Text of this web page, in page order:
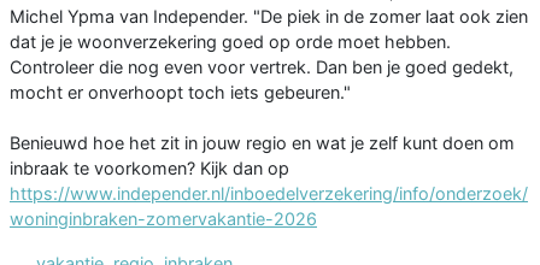
Michel Ypma van Independer. "De piek in de zomer laat ook zien
dat je je woonverzekering goed op orde moet hebben.
Controleer die nog even voor vertrek. Dan ben je goed gedekt,
mocht er onverhoopt toch iets gebeuren."
Benieuwd hoe het zit in jouw regio en wat je zelf kunt doen om
inbraak te voorkomen? Kijk dan op
https://www.independer.nl/inboedelverzekering/info/onderzoek/
woninginbraken-zomervakantie-2026